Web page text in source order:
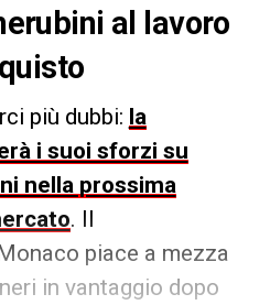
al lavoro
più dubbi: la
i suoi sforzi su
nella prossima
. Il
piace a mezza
in vantaggio dopo